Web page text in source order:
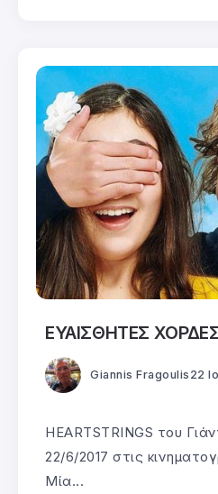
ΕΥΑΙΣΘΗΤΕΣ
Giannis Fragoulis 22
HEARTSTRINGS του
22/6/2017 στις
Μία...